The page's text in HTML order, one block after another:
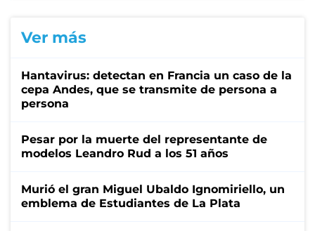
Ver más
Hantavirus: detectan en Francia un caso de la
cepa Andes, que se transmite de persona a
persona
Pesar por la muerte del representante de
modelos Leandro Rud a los 51 años
Murió el gran Miguel Ubaldo Ignomiriello, un
emblema de Estudiantes de La Plata